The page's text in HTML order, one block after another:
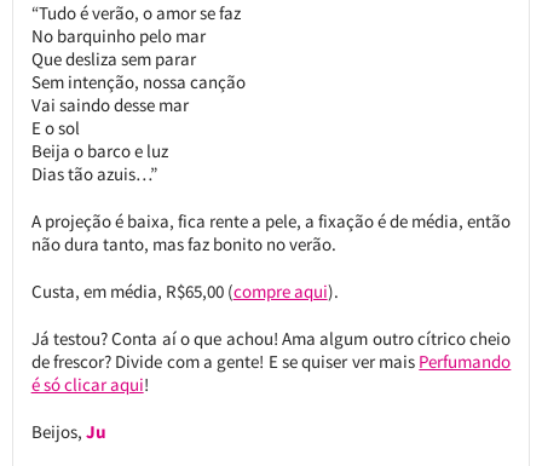
“Tudo é verão, o amor se faz
No barquinho pelo mar
Que desliza sem parar
Sem intenção, nossa canção
Vai saindo desse mar
E o sol
Beija o barco e luz
Dias tão azuis…”
A projeção é baixa, fica rente a pele, a fixação é de média, então
não dura tanto, mas faz bonito no verão.
Custa, em média, R$65,00 (compre aqui).
Já testou? Conta aí o que achou! Ama algum outro cítrico cheio
de frescor? Divide com a gente! E se quiser ver mais Perfumando
é só clicar aqui!
Beijos, Ju